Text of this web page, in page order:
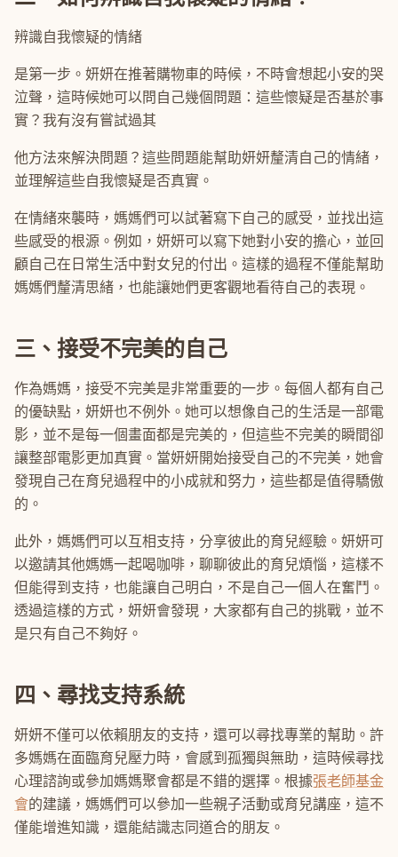
辨識自我懷疑的情緒
是第一步。妍妍在推著購物車的時候，不時會想起小安的哭
泣聲，這時候她可以問自己幾個問題：這些懷疑是否基於事
實？我有沒有嘗試過其
他方法來解決問題？這些問題能幫助妍妍釐清自己的情緒，
並理解這些自我懷疑是否真實。
在情緒來襲時，媽媽們可以試著寫下自己的感受，並找出這
些感受的根源。例如，妍妍可以寫下她對小安的擔心，並回
顧自己在日常生活中對女兒的付出。這樣的過程不僅能幫助
媽媽們釐清思緒，也能讓她們更客觀地看待自己的表現。
三、接受不完美的自己
作為媽媽，接受不完美是非常重要的一步。每個人都有自己
的優缺點，妍妍也不例外。她可以想像自己的生活是一部電
影，並不是每一個畫面都是完美的，但這些不完美的瞬間卻
讓整部電影更加真實。當妍妍開始接受自己的不完美，她會
發現自己在育兒過程中的小成就和努力，這些都是值得驕傲
的。
此外，媽媽們可以互相支持，分享彼此的育兒經驗。妍妍可
以邀請其他媽媽一起喝咖啡，聊聊彼此的育兒煩惱，這樣不
但能得到支持，也能讓自己明白，不是自己一個人在奮鬥。
透過這樣的方式，妍妍會發現，大家都有自己的挑戰，並不
是只有自己不夠好。
四、尋找支持系統
妍妍不僅可以依賴朋友的支持，還可以尋找專業的幫助。許
多媽媽在面臨育兒壓力時，會感到孤獨與無助，這時候尋找
心理諮詢或參加媽媽聚會都是不錯的選擇。根據張老師基金
會的建議，媽媽們可以參加一些親子活動或育兒講座，這不
僅能增進知識，還能結識志同道合的朋友。